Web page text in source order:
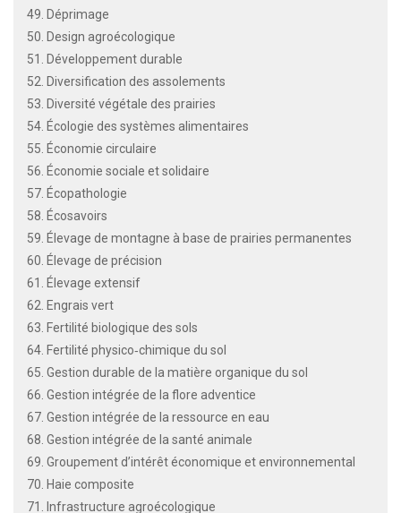
49. Déprimage
50. Design agroécologique
51. Développement durable
52. Diversification des assolements
53. Diversité végétale des prairies
54. Écologie des systèmes alimentaires
55. Économie circulaire
56. Économie sociale et solidaire
57. Écopathologie
58. Écosavoirs
59. Élevage de montagne à base de prairies permanentes
60. Élevage de précision
61. Élevage extensif
62. Engrais vert
63. Fertilité biologique des sols
64. Fertilité physico‐chimique du sol
65. Gestion durable de la matière organique du sol
66. Gestion intégrée de la flore adventice
67. Gestion intégrée de la ressource en eau
68. Gestion intégrée de la santé animale
69. Groupement d’intérêt économique et environnemental
70. Haie composite
71. Infrastructure agroécologique